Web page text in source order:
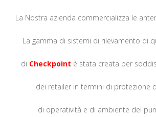
La Nostra azienda commercializza le
La gamma di sistemi di rilevamento di
di Checkpoint è stata creata per
dei retailer in termini di protezione
di operatività e di ambiente del